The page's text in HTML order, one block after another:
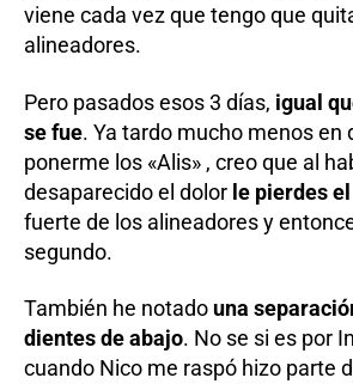
viene cada vez que tengo que
alineadores.
Pero pasados esos 3 días, igual
se fue. Ya tardo mucho menos en
ponerme los «Alis» , creo que al
desaparecido el dolor le pierdes
fuerte de los alineadores y
segundo.
También he notado una
dientes de abajo. No se si es por
cuando Nico me raspó hizo parte